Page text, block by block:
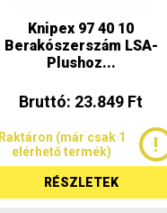
Knipex 97 40 10
Berakószerszám LSA-
Plushoz...
Bruttó: 23.849 Ft
Raktáron (már csak 1
elérhető termék)
RÉSZLETEK